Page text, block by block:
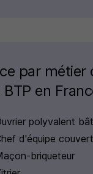
par métier
en
polyvalent
d'équipe
briqueteur